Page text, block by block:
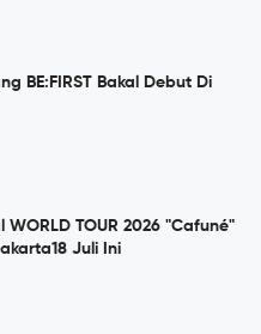
BE:FIRST Bakal Debut Di
WORLD TOUR 2026 "Cafuné"
Juli Ini